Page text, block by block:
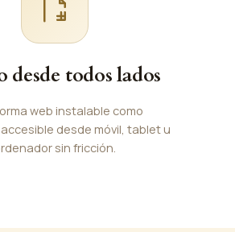
desde todos lados
web instalable como
desde móvil, tablet u
sin fricción.